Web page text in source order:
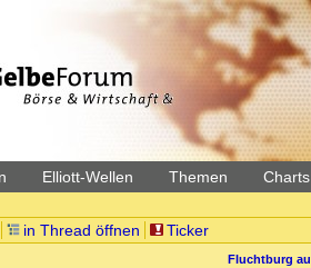
Elliott-Wellen Themen
in Thread öffnen Ticker
Fluchtburg